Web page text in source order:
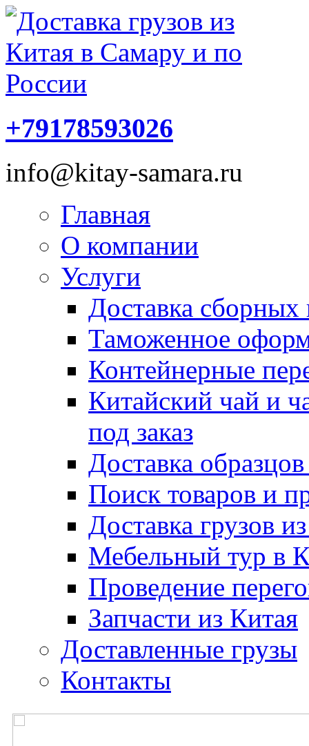
+79178593026
info@kitay-samara.ru
Главная
О компании
Услуги
Доставка сборных
Таможенное
Контейнерные
Китайский чай и
под заказ
Доставка
Поиск товаров и
Доставка грузов
Мебельный тур в
Проведение
Запчасти из Китая
Доставленные грузы
Контакты